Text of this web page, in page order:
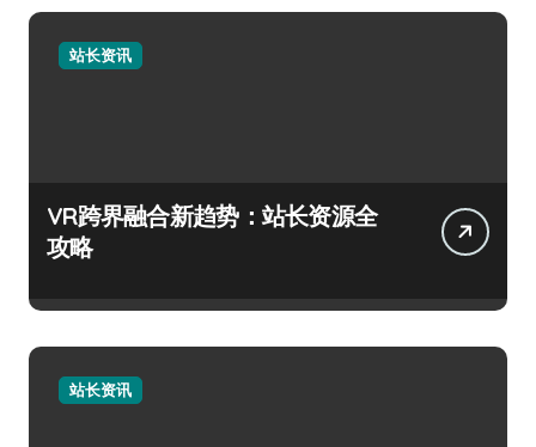
站长资讯
VR跨界融合新趋势：站长资源全
攻略
站长资讯